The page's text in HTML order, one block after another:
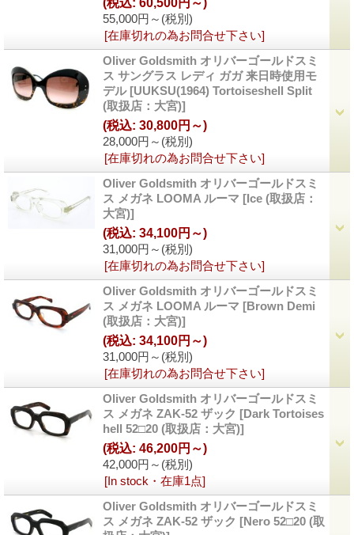
55,000円～ (税別)
[在庫切れの為お問合せ下さい]
Oliver Goldsmith オリバーゴールドスミ
ス サングラス レディ ガガ 来日時使用モ
デル [UUKSU(1964) Tortoiseshell Split
(取扱店：大宮)]
28,000円～ (税別)
(税込: 30,800円～)
[在庫切れの為お問合せ下さい]
Oliver Goldsmith オリバーゴールドスミ
ス メガネ LOOMA ルーマ [Ice (取扱店：
大宮)]
31,000円～ (税別)
(税込: 34,100円～)
[在庫切れの為お問合せ下さい]
Oliver Goldsmith オリバーゴールドスミ
ス メガネ LOOMA ルーマ [Brown Demi
(取扱店：大宮)]
31,000円～ (税別)
(税込: 34,100円～)
[在庫切れの為お問合せ下さい]
Oliver Goldsmith オリバーゴールドスミ
ス メガネ ZAK-52 ザック [Dark Tortoises
hell 52□20 (取扱店：大宮)]
42,000円～ (税別)
(税込: 46,200円～)
[In stock・在庫1点]
Oliver Goldsmith オリバーゴールドスミ
ス メガネ ZAK-52 ザック [Nero 52□20 (取